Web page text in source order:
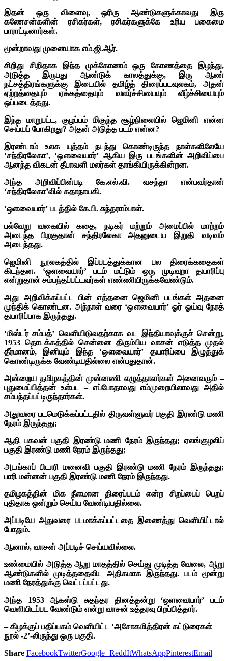
இதன் ஒரு விளைவு, ஒரிரு ஆண்டுகளுக்காவது இரு
கணேசன்களின் ரசிகர்கள், ரசிகர்களுக்கே உரிய பகைமை
பாராட்டினார்கள்.
மூன்றாவது முனையாக எம்.ஜி.ஆர்.
சிறிது சிறிதாக இந்த முக்கோணம் ஒரு கோணத்தை இழந்து,
அடுத்த இருபது ஆண்டுக் காலத்துக்கு, இரு ஆண்
நட்சத்திரங்களுக்கு இடையில் தமிழ்த் திரைப்படவுலகம், அதன்
ஏற்றத்தையும் ஏக்கத்தையும் வளர்ச்சியையும் வீழ்ச்சியையும்
ஒப்படைத்தது.
இந்த மாறுபட்ட, குழப்பம் மிகுந்த சூழ்நிலையில் ஜெமினி என்ன
செய்யப் போகிறது? அதன் அடுத்த படம் என்ன?
இரண்டாம் உலக யுத்தம் நடந்து கொண்டிருந்த நாள்களிலேயே
‘சந்திரலேகா’, ‘ஔவையார்’ ஆகிய இரு படங்களின் அறிவிப்பை
ஆனந்த விகடன் தீபாவளி மலர்கள் தாங்கியிருக்கின்றன.
அந்த அறிவிப்பின்படி கே.எல்.வி. வசந்தா என்பவர்தான்
‘சந்திரலேகா’வில் கதாநாயகி.
‘ஒளவையார்’ படத்தில் கே.பி. சுந்தராம்பாள்.
பல்வேறு வகையில் கதை, நடிகர் மற்றும் அமைப்பில் மாற்றம்
அடைந்த பிறகுதான் சந்திரலேகா அதனுடைய இறுதி வடிவம்
அடைந்தது.
ஜெமினி நூலகத்தில் இப்படத்துக்கான பல திரைக்கதைகள்
கிடந்தன. ‘ஒளவையார்’ படம் மட்டும் ஒரு முடிவுறா தயாரிப்பு
என்றுதான் சம்பந்தப்பட்டவர்கள் எண்ணியிருக்கவேண்டும்.
அது அறிவிக்கப்பட்ட பின் எத்தனை ஜெமினி படங்கள் அதனை
முந்திக் கொண்டன. அந்நாள் வரை ‘ஔவையார்’ ஓர் ஓய்வு நேரத்
தயாரிப்பாக இருந்தது.
‘மிஸ்டர் சம்பத்’ வெளியிடுவதற்காக வட இந்தியாவுக்குச் சென்று,
1953 தொடக்கத்தில் சென்னை திரும்பிய வாசன் எடுத்த முதல்
தீர்மானம், இனியும் இந்த ‘ஔவையார்’ தயாரிப்பை இழுத்துக்
கொண்டிருக்க வேண்டியதில்லை என்பதுதான்.
அன்றைய தமிழகத்தின் முன்னணி எழுத்தாளர்கள் அனைவரும் –
புதுமைப்பித்தன் உள்பட – எப்போதாவது எம்முறையிலாவது அதில்
சம்பந்தப்பட்டிருந்தார்கள்.
அதுவரை படமெடுக்கப்பட்டதில் திருவள்ளுவர் பகுதி இரண்டு மணி
நேரம் இருந்தது;
ஆதி பகவன் பகுதி இரண்டு மணி நேரம் இருந்தது; ஏலங்குழலிப்
பகுதி இரண்டு மணி நேரம் இருந்தது;
அடங்காப் பிடாரி மனைவி பகுதி இரண்டு மணி நேரம் இருந்தது;
பாரி மன்னன் பகுதி இரண்டு மணி நேரம் இருந்தது.
தமிழகத்தின் மிக நீளமான திரைப்படம் என்ற சிறப்பைப் பெறப்
புதிதாக ஒன்றும் செய்ய வேண்டியதில்லை.
அப்படியே அதுவரை படமாக்கப்பட்டதை இணைத்து வெளியிட்டால்
போதும்.
ஆனால், வாசன் அப்படிச் செய்யவில்லை.
உண்மையில் அடுத்த ஆறு மாதத்தில் செய்து முடித்த வேலை, ஆறு
ஆண்டுகளில் முடித்ததைவிட அதிகமாக இருந்தது. படம் மூன்று
மணி நேரத்துக்கு வெட்டப்பட்டது.
அந்த 1953 ஆகஸ்டு சுதந்தர தினத்தன்று ‘ஒளவையார்’ படம்
வெளியிடப்பட வேண்டும் என்று வாசன் உத்தரவு பிறப்பித்தார்.
– கிழக்குப் பதிப்பகம் வெளியிட்ட ‘அசோகமித்திரன் கட்டுரைகள்
நூல் -2’-லிருந்து ஒரு பகுதி.
Share FacebookTwitterGoogle+ReddItWhatsAppPinterestEmail